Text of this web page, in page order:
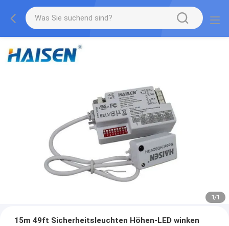
1/1
15m 49ft Sicherheitsleuchten Höhen-LED winken